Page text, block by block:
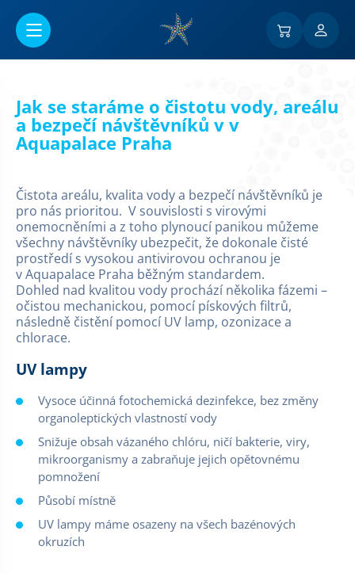
Jak se staráme o čistotu vody, areálu
a bezpečí návštěvníků v v
Aquapalace Praha
Čistota areálu, kvalita vody a bezpečí návštěvníků je
pro nás prioritou. V souvislosti s virovými
onemocněními a z toho plynoucí panikou můžeme
všechny návštěvníky ubezpečit, že dokonale čisté
prostředí s vysokou antivirovou ochranou je
v Aquapalace Praha běžným standardem.
Dohled nad kvalitou vody prochází několika fázemi –
očistou mechanickou, pomocí pískových filtrů,
následně čistění pomocí UV lamp, ozonizace a
chlorace.
UV lampy
Vysoce účinná fotochemická dezinfekce, bez změny
organoleptických vlastností vody
Snižuje obsah vázaného chlóru, ničí bakterie, viry,
mikroorganismy a zabraňuje jejich opětovnému
pomnožení
Působí místně
UV lampy máme osazeny na všech bazénových
okruzích